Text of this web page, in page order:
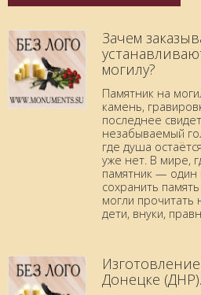
Зачем
могилу?
Памятник на
камень,
последнее
незабываемый
где душа
уже нет. В мире,
памятник — один
сохранить
могли
дети, внуки,
Донецке (ДНР).